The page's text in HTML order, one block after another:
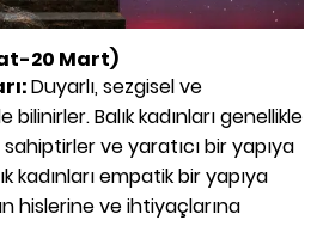
20 Mart)
Duyarlı, sezgisel ve
Balık kadınları genellikle
ve yaratıcı bir yapıya
kadınları empatik bir yapıya
hislerine ve ihtiyaçlarına